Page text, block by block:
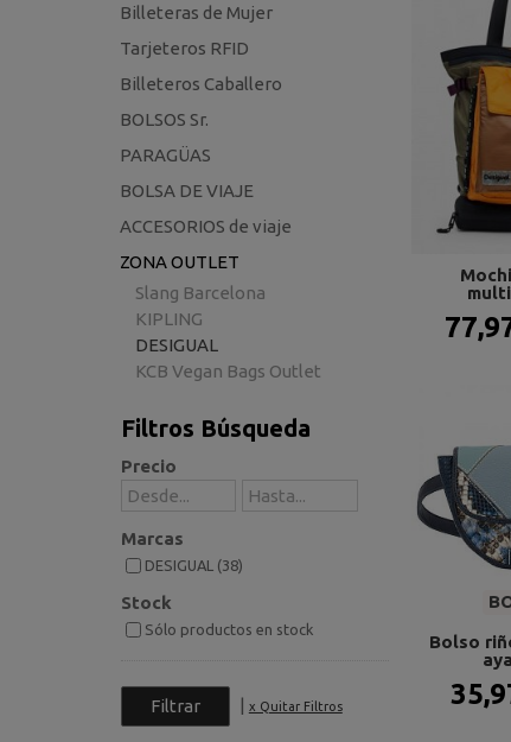
Billeteras de Mujer
Tarjeteros RFID
Billeteros Caballero
BOLSOS Sr.
PARAGÜAS
BOLSA DE VIAJE
ACCESORIOS de viaje
ZONA OUTLET
Slang Barcelona
KIPLING
DESIGUAL
KCB Vegan Bags Outlet
Filtros Búsqueda
Precio
Marcas
DESIGUAL (38)
Stock
Sólo productos en stock
| x Quitar Filtros
Bolso